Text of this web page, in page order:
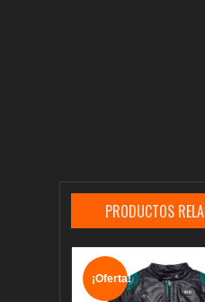
PRODUCTOS
¡Oferta!